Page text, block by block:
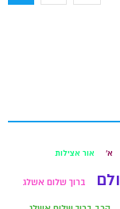
א' אור אצילות
ברוך שלום אשלג